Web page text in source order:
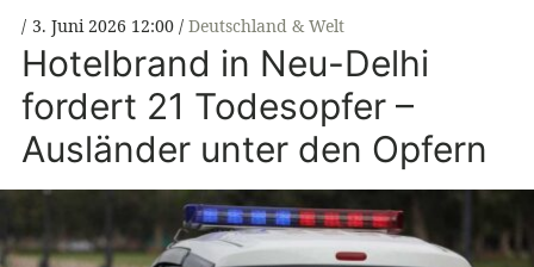
3. Juni 2026 12:00 Deutschland & Welt
Hotelbrand in Neu-Delhi
fordert 21 Todesopfer –
Ausländer unter den Opfern